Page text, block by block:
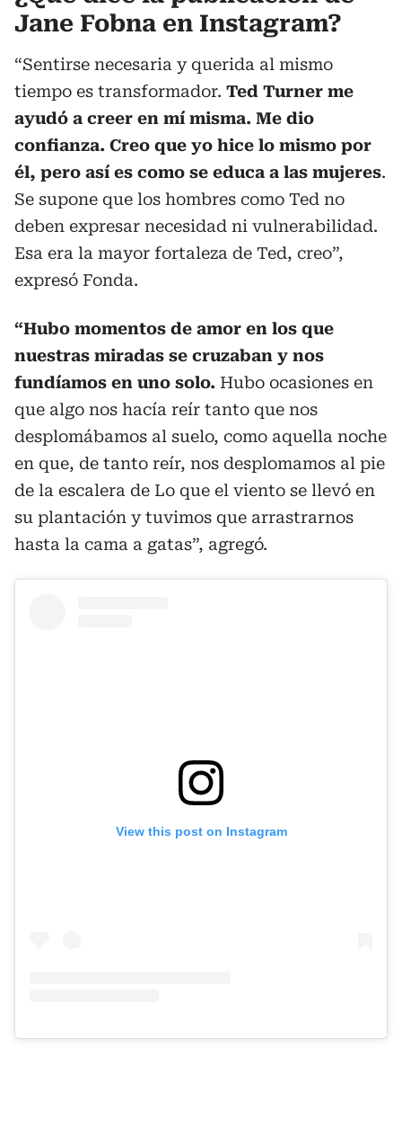
Jane Fobna en Instagram?
“Sentirse necesaria y querida al mismo
tiempo es transformador. Ted Turner me
ayudó a creer en mí misma. Me dio
confianza. Creo que yo hice lo mismo por
él, pero así es como se educa a las mujeres.
Se supone que los hombres como Ted no
deben expresar necesidad ni vulnerabilidad.
Esa era la mayor fortaleza de Ted, creo”,
expresó Fonda.
“Hubo momentos de amor en los que
nuestras miradas se cruzaban y nos
fundíamos en uno solo. Hubo ocasiones en
que algo nos hacía reír tanto que nos
desplomábamos al suelo, como aquella noche
en que, de tanto reír, nos desplomamos al pie
de la escalera de Lo que el viento se llevó en
su plantación y tuvimos que arrastrarnos
hasta la cama a gatas”, agregó.
View this post on Instagram